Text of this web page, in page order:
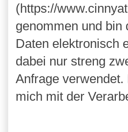
(https://
genommen und bin
Daten elektronisch
dabei nur streng
Anfrage
mich mit der